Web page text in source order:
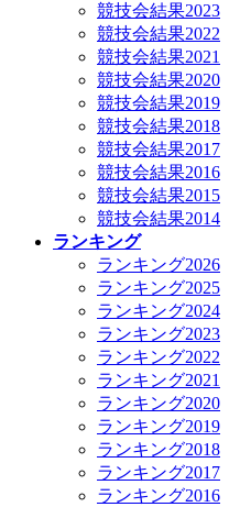
競技会結果2023
競技会結果2022
競技会結果2021
競技会結果2020
競技会結果2019
競技会結果2018
競技会結果2017
競技会結果2016
競技会結果2015
競技会結果2014
ランキング
ランキング2026
ランキング2025
ランキング2024
ランキング2023
ランキング2022
ランキング2021
ランキング2020
ランキング2019
ランキング2018
ランキング2017
ランキング2016